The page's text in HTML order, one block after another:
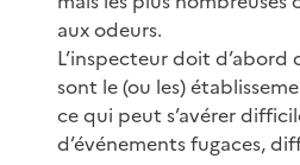
aux odeurs.
L’inspecteur doit
sont le (ou les)
ce qui peut s’avérer
d’événements fugaces,